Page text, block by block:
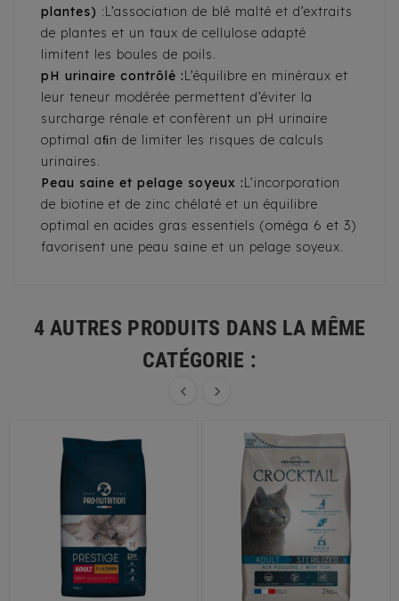
plantes) :L’association de blé malté et d’extraits
de plantes et un taux de cellulose adapté
limitent les boules de poils.
pH urinaire contrôlé : L’équilibre en minéraux et
leur teneur modérée permettent d’éviter la
surcharge rénale et confèrent un pH urinaire
optimal aﬁn de limiter les risques de calculs
urinaires.
Peau saine et pelage soyeux : L’incorporation
de biotine et de zinc chélaté et un équilibre
optimal en acides gras essentiels (oméga 6 et 3)
favorisent une peau saine et un pelage soyeux.
4 AUTRES PRODUITS DANS LA MÊME
CATÉGORIE :
 